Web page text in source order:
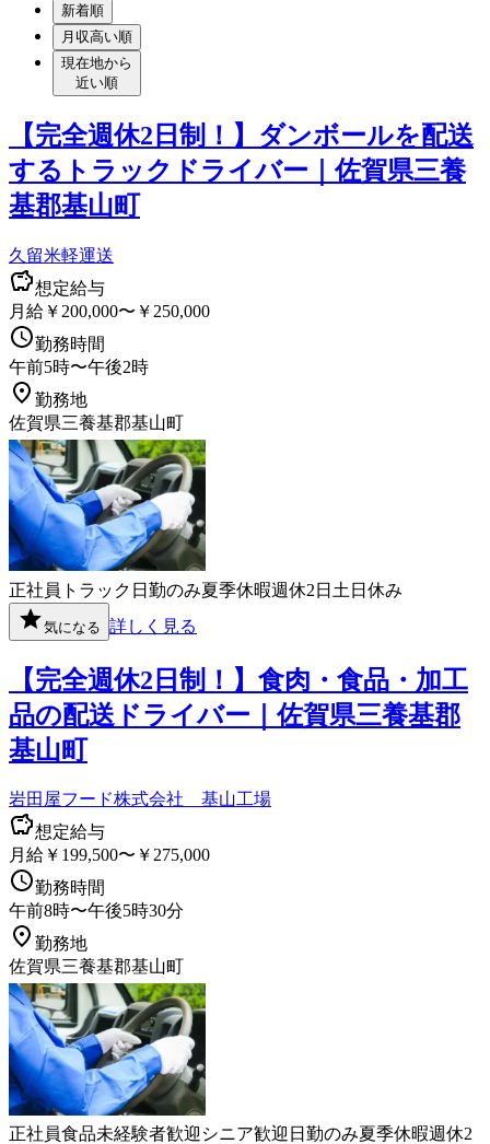
新着順
月収高い順
現在地から
近い順
【完全週休2日制！】ダンボールを配送
するトラックドライバー｜佐賀県三養
基郡基山町
久留米軽運送
想定給与
月給￥200,000〜￥250,000
勤務時間
午前5時〜午後2時
勤務地
佐賀県三養基郡基山町
正社員 トラック 日勤のみ夏季休暇週休2日 土日休み
気になる 詳しく見る
【完全週休2日制！】食肉・食品・加工
品の配送ドライバー｜佐賀県三養基郡
基山町
岩田屋フード株式会社 基山工場
想定給与
月給￥199,500〜￥275,000
勤務時間
午前8時〜午後5時30分
勤務地
佐賀県三養基郡基山町
正社員食品未経験者歓迎 シニア歓迎 日勤のみ夏季休暇週休2